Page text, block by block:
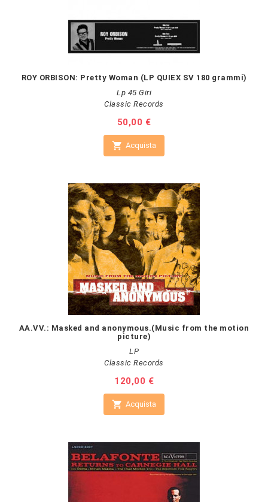
ROY ORBISON: Pretty Woman (LP QUIEX SV 180 grammi)
Lp 45 Giri
Classic Records
Prezzo
50,00 €
 Acquista
AA.VV.: Masked and anonymous.(Music from the motion
picture)
LP
Classic Records
Prezzo
120,00 €
 Acquista